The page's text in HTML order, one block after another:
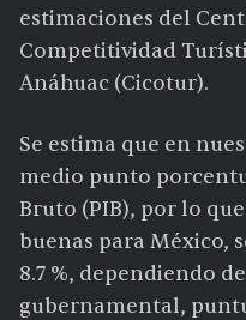
estimaciones del
Competitividad
Anáhuac (Cicotur).
Se estima que en
medio punto
Bruto (PIB), por lo
buenas para México,
8.7 %, dependiendo
gubernamental,